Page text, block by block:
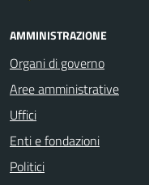
AMMINISTRAZIONE
Organi di governo
Aree amministrative
Uffici
Enti e fondazioni
Politici